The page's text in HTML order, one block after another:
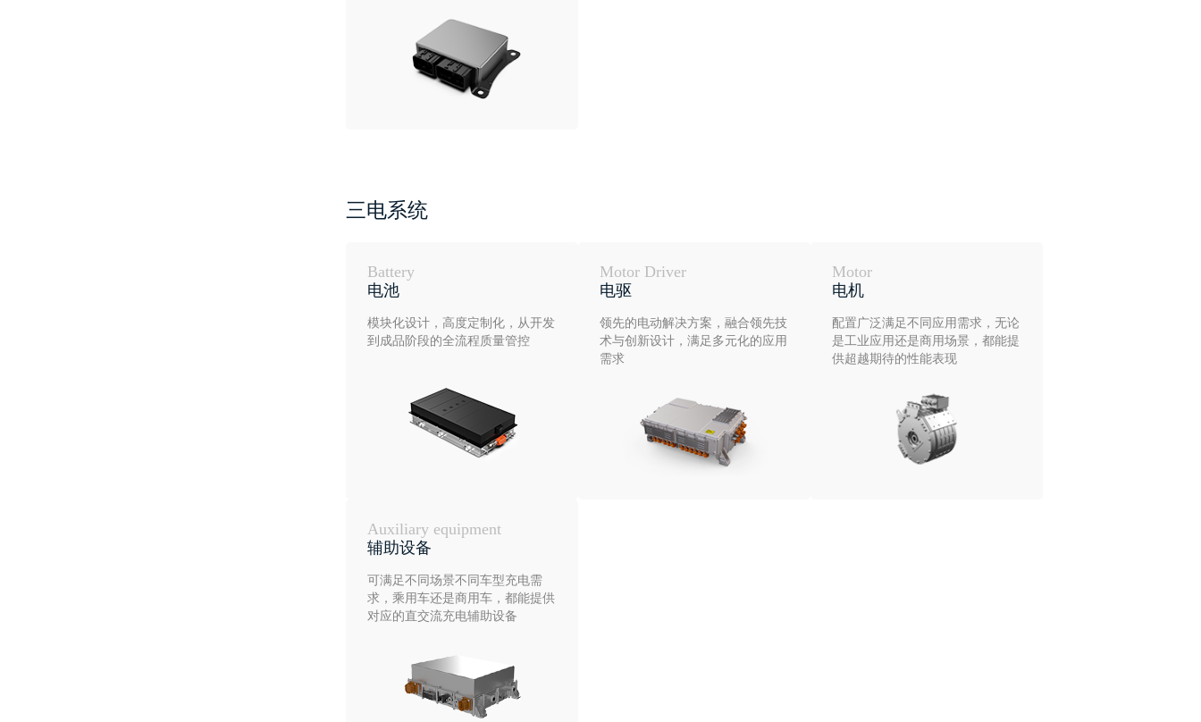
三电系统
Battery
电池
模块化设计，高度定制化，从开发
到成品阶段的全流程质量管控
Motor Driver
电驱
领先的电动解决方案，融合领先技
术与创新设计，满足多元化的应用
需求
Motor
电机
配置广泛满足不同应用需求，无论
是工业应用还是商用场景，都能提
供超越期待的性能表现
Auxiliary equipment
辅助设备
可满足不同场景不同车型充电需
求，乘用车还是商用车，都能提供
对应的直交流充电辅助设备